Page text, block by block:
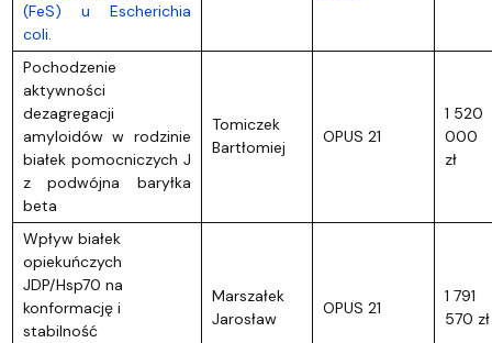
(FeS) u Escherichia
coli.
Pochodzenie
aktywności
dezagregacji
amyloidów w rodzinie
białek pomocniczych J
z podwójna baryłka
beta
Tomiczek
Bartłomiej
OPUS 21
1 520
000
zł
Wpływ białek
opiekuńczych
JDP/Hsp70 na
konformację i
stabilność
Marszałek
Jarosław
OPUS 21
1 791
570 zł